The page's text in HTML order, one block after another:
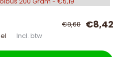
€8,68 €8,42
Incl. btw